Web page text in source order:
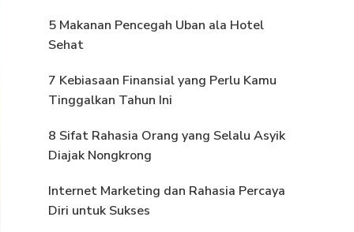
5 Makanan Pencegah Uban ala Hotel
Sehat
7 Kebiasaan Finansial yang Perlu Kamu
Tinggalkan Tahun Ini
8 Sifat Rahasia Orang yang Selalu Asyik
Diajak Nongkrong
Internet Marketing dan Rahasia Percaya
Diri untuk Sukses